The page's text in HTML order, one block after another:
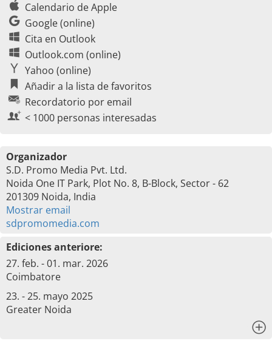
Calendario de Apple
Google (online)
Cita en Outlook
Outlook.com (online)
Yahoo (online)
Añadir a la lista de favoritos
Recordatorio por email
< 1000 personas interesadas
Organizador
S.D. Promo Media Pvt. Ltd.
Noida One IT Park, Plot No. 8, B-Block, Sector - 62
201309 Noida, India
Mostrar email
sdpromomedia.com
Ediciones anteriore:
27. feb. - 01. mar. 2026
Coimbatore
23. - 25. mayo 2025
Greater Noida